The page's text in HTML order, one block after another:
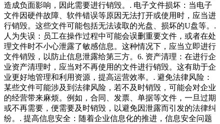
造成负面影响，因此需要进行销毁。. 电子文件损坏：当电子
文件因硬件故障、软件错误等原因无法打开或使用时，应当进
行销毁。这些文件可能包括无法读取的光盘、损坏的U盘等。.
人为失误：员工在操作过程中可能会误删重要文件，或者在处
理文件时不小心泄露了敏感信息。这种情况下，应当立即进行
文件销毁，以防止信息泄露给第三方。6. 资产清理：在进行企
业资产清理时，应当对不再使用的文件进行销毁。这有助于企
业更好地管理和利用资源，提高运营效率。. 避免法律风险：
某些文件可能涉及到法律风险，若不及时销毁，可能会对企业
的经营带来麻烦。例如，合同、发票、单据等文件，一旦过期
或不再需要，便需要及时销毁，以避免因泄露而引发的法律纠
纷。. 提高信息安全：随着企业信息化的推进，信息安全问题